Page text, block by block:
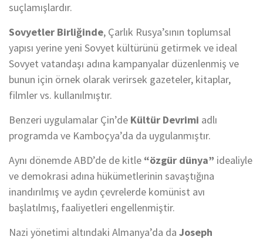
suçlamışlardır.
Sovyetler Birliğinde, Çarlık Rusya’sının toplumsal
yapısı yerine yeni Sovyet kültürünü getirmek ve ideal
Sovyet vatandaşı adına kampanyalar düzenlenmiş ve
bunun için örnek olarak verirsek gazeteler, kitaplar,
filmler vs. kullanılmıştır.
Benzeri uygulamalar Çin’de Kültür Devrimi adlı
programda ve Kamboçya’da da uygulanmıştır.
Aynı dönemde ABD’de de kitle “özgür dünya” idealiyle
ve demokrasi adına hükümetlerinin savaştığına
inandırılmış ve aydın çevrelerde komünist avı
başlatılmış, faaliyetleri engellenmiştir.
Nazi yönetimi altındaki Almanya’da da Joseph